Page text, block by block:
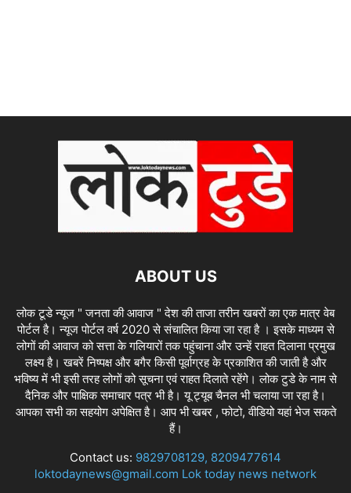
ABOUT US
लोक टूडे न्यूज " जनता की आवाज " देश की ताजा तरीन खबरों का एक मात्र वेब
पोर्टल है। न्यूज पोर्टल वर्ष 2020 से संचालित किया जा रहा है । इसके माध्यम से
लोगों की आवाज को सत्ता के गलियारों तक पहुंचाना और उन्हें राहत दिलाना प्रमुख
लक्ष्य है। खबरें निष्पक्ष और बगैर किसी पूर्वाग्रह के प्रकाशित की जाती है और
भविष्य में भी इसी तरह लोगों को सूचना एवं राहत दिलाते रहेंगे। लोक टुडे के नाम से
दैनिक और पाक्षिक समाचार पत्र भी है। यू ट्यूब चैनल भी चलाया जा रहा है।
आपका सभी का सहयोग अपेक्षित है। आप भी खबर , फोटो, वीडियो यहां भेज सकते
हैं।
Contact us: 9829708129, 8209477614
loktodaynews@gmail.com Lok today news network